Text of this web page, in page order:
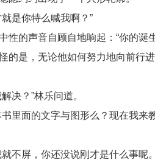
是你特么喊我啊？”
性的声音自顾自地响起：“你的诞
的是，无论他如何努力地向前行
决？”林乐问道。
里面的文字与图形么？现在我
不屏，你还没说刚才是什么事